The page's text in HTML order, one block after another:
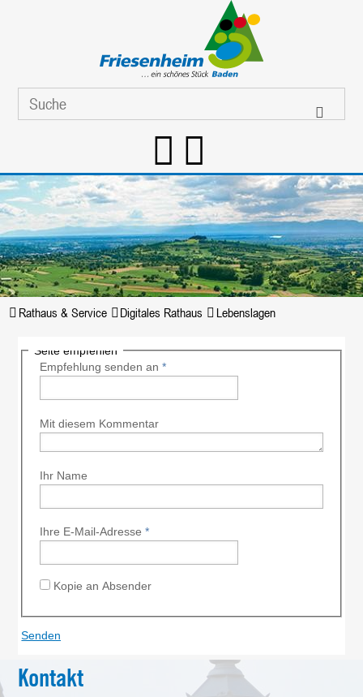
Rathaus & Service Digitales Rathaus Lebenslagen
Seite empfehlen
Empfehlung senden an *
Mit diesem Kommentar
Ihr Name
Ihre E-Mail-Adresse *
Kopie an Absender
Kontakt